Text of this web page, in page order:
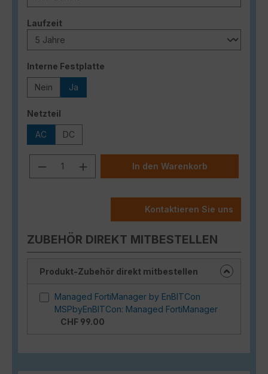
Laufzeitauswählen
Interne Festplatte
Nein Ja
Netzteil
AC DC
Produkt Anzahl: Gib den
In den Warenkorb
Kontaktieren Sie uns
ZUBEHÖR DIREKT MITBESTELLEN
Produkt-Zubehör direkt mitbestellen
Managed FortiManager by EnBITCon
MSPbyEnBITCon: Managed FortiManager
CHF 99.00